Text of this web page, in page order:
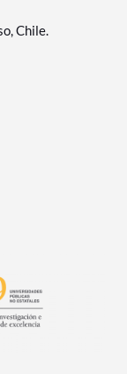
Chile.